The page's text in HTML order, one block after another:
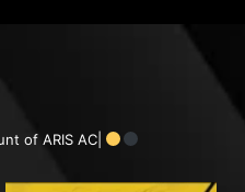
of ARIS AC|